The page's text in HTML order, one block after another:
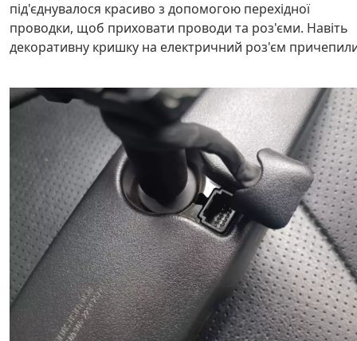
під'єднувалося красиво з допомогою перехідної
проводки, щоб приховати проводи та роз'єми. Навіть
декоративну кришку на електричний роз'єм